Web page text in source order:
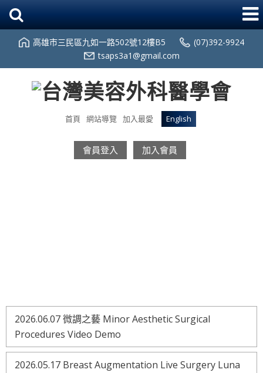
高雄市三民區九如一路502號12樓B5
(07)392-9924
tsaps3a1@gmail.com
首頁 網站導覽 加入最愛 English
會員登入 加入會員
2026.06.07 微調之藝 Minor Aesthetic Surgical
Procedures Video Demo
2026.05.17 Breast Augmentation Live Surgery Luna